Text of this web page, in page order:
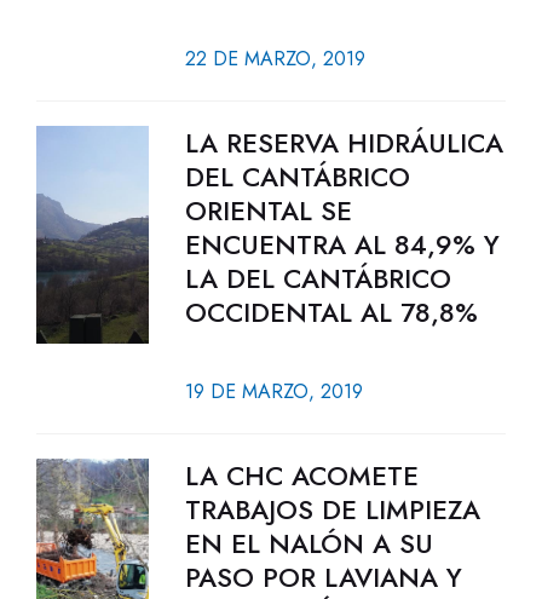
22 DE MARZO, 2019
LA RESERVA HIDRÁULICA
DEL CANTÁBRICO
ORIENTAL SE
ENCUENTRA AL 84,9% Y
LA DEL CANTÁBRICO
OCCIDENTAL AL 78,8%
19 DE MARZO, 2019
LA CHC ACOMETE
TRABAJOS DE LIMPIEZA
EN EL NALÓN A SU
PASO POR LAVIANA Y